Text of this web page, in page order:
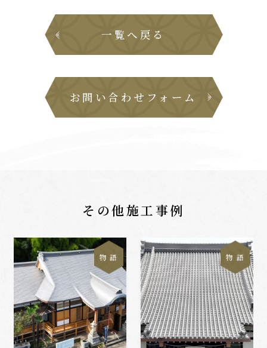
一覧へ戻る
お問い合わせフォーム
その他施工事例
物 語 物 語